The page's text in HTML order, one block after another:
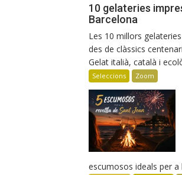
10 gelateries
Barcelona
Les 10 millors
des de clàssics
Gelat italià, català i
Seleccions Zoom
escumosos ideals per a